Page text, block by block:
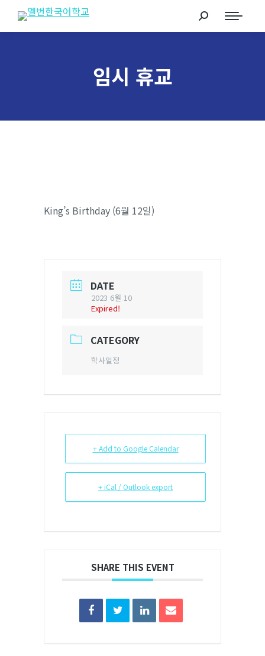
임시 휴교
King’s Birthday (6월 12일)
DATE
2023 6월 10
Expired!
CATEGORY
학사일정
+ Add to Google Calendar
+ iCal / Outlook export
SHARE THIS EVENT